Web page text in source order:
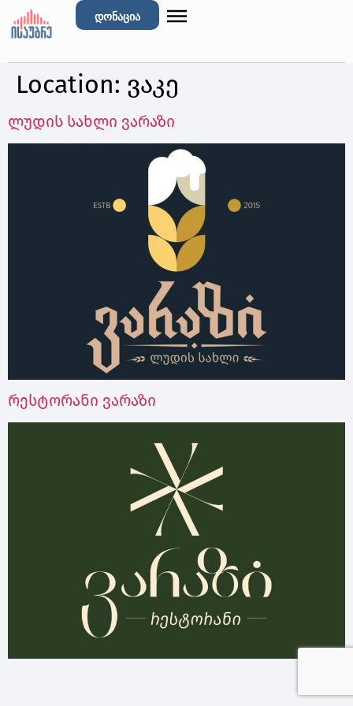
დონაცია
Location: ვაკე
ლუდის სახლი ვარაზი
რესტორანი ვარაზი